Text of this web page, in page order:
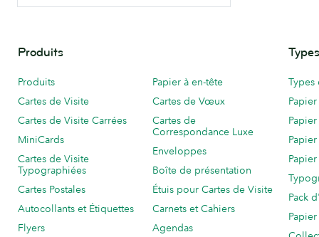
Produits
Produits
Cartes de Visite
Cartes de Visite Carrées
MiniCards
Cartes de Visite
Typographiées
Cartes Postales
Autocollants et Étiquettes
Flyers
Papier à en-tête
Cartes de Vœux
Cartes de
Correspondance Luxe
Enveloppes
Boîte de présentation
Étuis pour Cartes de Visite
Carnets et Cahiers
Agendas
Pack